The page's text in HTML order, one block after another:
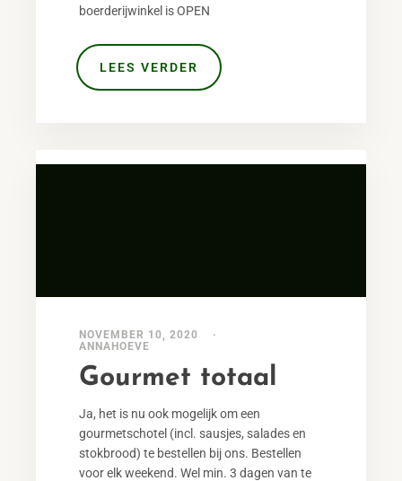
boerderijwinkel is OPEN
LEES VERDER
NOVEMBER 10, 2020
ANNAHOEVE
Gourmet totaal
Ja, het is nu ook mogelijk om een
gourmetschotel (incl. sausjes, salades en
stokbrood) te bestellen bij ons. Bestellen
voor elk weekend. Wel min. 3 dagen van te